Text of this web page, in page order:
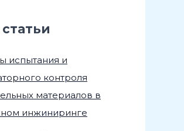
испытания и
контроля
материалов в
инжиниринге